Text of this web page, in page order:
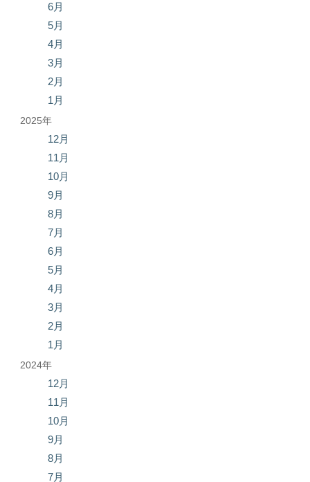
6月
5月
4月
3月
2月
1月
2025年
12月
11月
10月
9月
8月
7月
6月
5月
4月
3月
2月
1月
2024年
12月
11月
10月
9月
8月
7月